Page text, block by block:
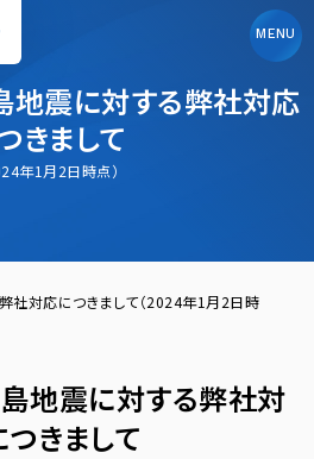
MENU
震に対する弊社対応
きまして
年1月2日時点）
社対応につきまして（2024年1月2日時
地震に対する弊社対
きまして